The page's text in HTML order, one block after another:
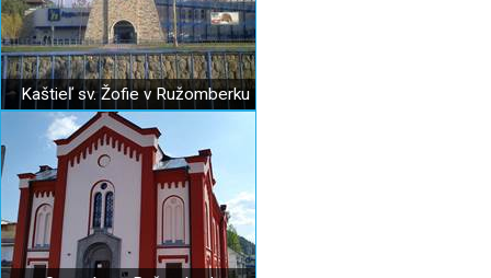
Kaštieľ sv. Žofie v Ružomberku